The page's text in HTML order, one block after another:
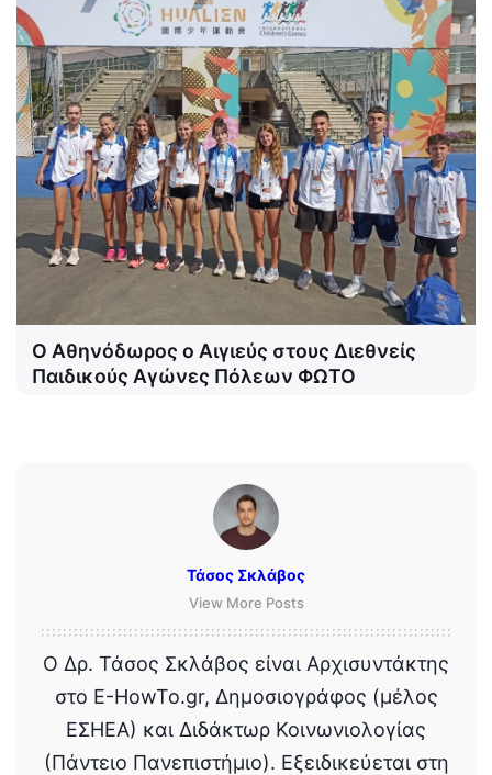
Ο Αθηνόδωρος ο Αιγιεύς στους Διεθνείς
Παιδικούς Αγώνες Πόλεων ΦΩΤΟ
Τάσος Σκλάβος
View More Posts
Ο Δρ. Τάσος Σκλάβος είναι Αρχισυντάκτης
στο E-HowTo.gr, Δημοσιογράφος (μέλος
ΕΣΗΕΑ) και Διδάκτωρ Κοινωνιολογίας
(Πάντειο Πανεπιστήμιο). Εξειδικεύεται στη